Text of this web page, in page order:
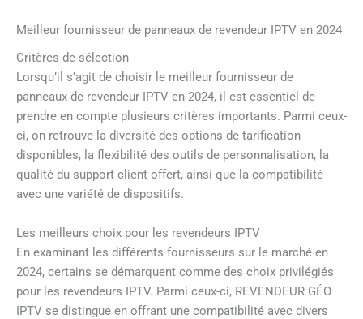
Meilleur fournisseur de panneaux de revendeur IPTV en 2024
Critères de sélection
Lorsqu’il s’agit de choisir le meilleur fournisseur de
panneaux de revendeur IPTV en 2024, il est essentiel de
prendre en compte plusieurs critères importants. Parmi ceux-
ci, on retrouve la diversité des options de tarification
disponibles, la flexibilité des outils de personnalisation, la
qualité du support client offert, ainsi que la compatibilité
avec une variété de dispositifs.
Les meilleurs choix pour les revendeurs IPTV
En examinant les différents fournisseurs sur le marché en
2024, certains se démarquent comme des choix privilégiés
pour les revendeurs IPTV. Parmi ceux-ci, REVENDEUR GÉO
IPTV se distingue en offrant une compatibilité avec divers